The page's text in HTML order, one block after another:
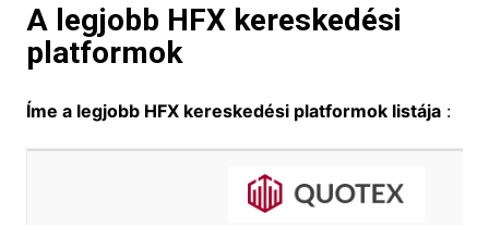
A legjobb HFX kereskedési
platformok
Íme a legjobb HFX kereskedési platformok listája: